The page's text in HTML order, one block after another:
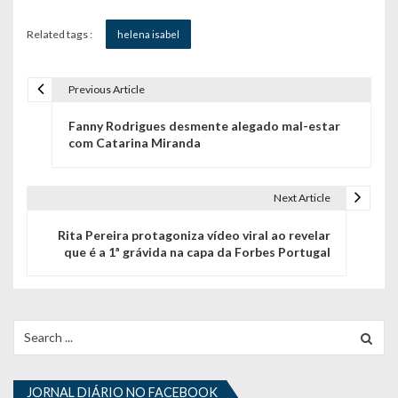
Related tags : helena isabel
ã
o
d
Previous Article
Fanny Rodrigues desmente alegado mal-estar
com Catarina Miranda
Next Article
Rita Pereira protagoniza vídeo viral ao revelar
que é a 1ª grávida na capa da Forbes Portugal
for:
JORNAL DIÁRIO NO FACEBOOK